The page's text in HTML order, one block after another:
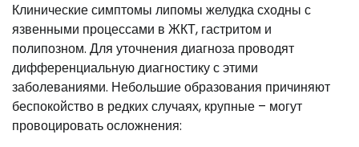
Клинические симптомы липомы желудка сходны с
язвенными процессами в ЖКТ, гастритом и
полипозном. Для уточнения диагноза проводят
дифференциальную диагностику с этими
заболеваниями. Небольшие образования причиняют
беспокойство в редких случаях, крупные – могут
провоцировать осложнения: